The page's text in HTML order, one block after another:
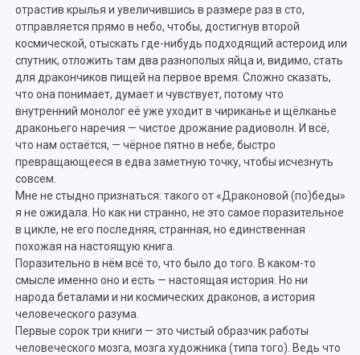
отрастив крылья и увеличившись в размере раз в сто,
отправляется прямо в небо, чтобы, достигнув второй
космической, отыскать где-нибудь подходящий астероид или
спутник, отложить там два разнополых яйца и, видимо, стать
для дракончиков пищей на первое время. Сложно сказать,
что она понимает, думает и чувствует, потому что
внутренний монолог её уже уходит в чириканье и щёлканье
драконьего наречия — чистое дрожание радиоволн. И всё,
что нам остаётся, — чёрное пятно в небе, быстро
превращающееся в едва заметную точку, чтобы исчезнуть
совсем.
Мне не стыдно признаться: такого от «Драконовой (по)беды»
я не ожидала. Но как ни странно, не это самое поразительное
в цикле, не его последняя, странная, но единственная
похожая на настоящую книга.
Поразительно в нём всё то, что было до того. В каком-то
смысле именно оно и есть — настоящая история. Но ни
народа беталами и ни космических драконов, а история
человеческого разума.
Первые сорок три книги — это чистый образчик работы
человеческого мозга, мозга художника (типа того). Ведь что